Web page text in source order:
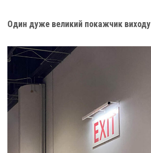
Один дуже великий покажчик виходу